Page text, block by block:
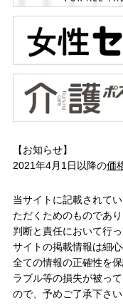
【お知らせ】
2021年4月1日以降の価
当サイトに記載されて
ただくためのものであ
判断と責任において行
サイトの掲載情報は細
全ての情報の正確性を
ラブル等の損失が被っ
ので、予めご了承下さい